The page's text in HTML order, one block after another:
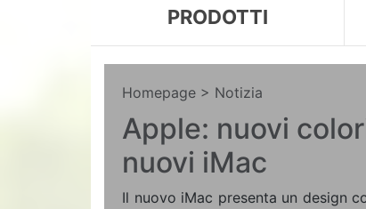
PRODOTTI
Homepage > Notizia
Apple: nuovi
nuovi iMac
Il nuovo iMac presenta un design